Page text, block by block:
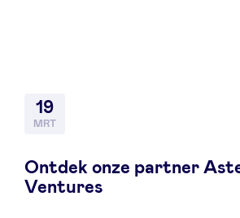
Fondsen
19
MRT
Ontdek onze partner
Ventures